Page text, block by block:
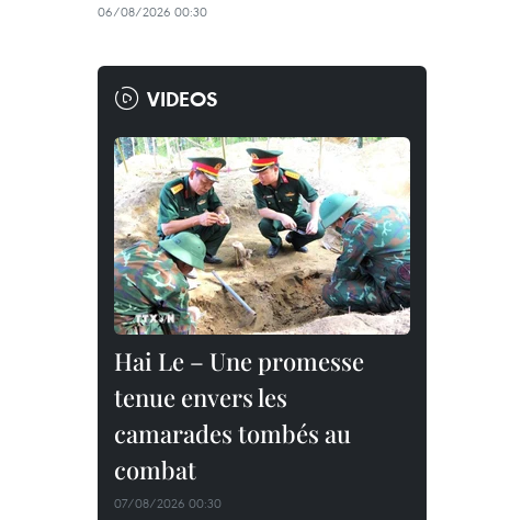
06/08/2026 00:30
VIDEOS
Hai Le – Une promesse
tenue envers les
camarades tombés au
combat
07/08/2026 00:30